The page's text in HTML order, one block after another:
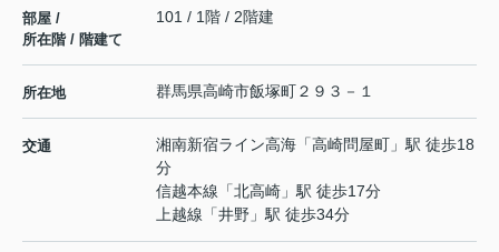
部屋 /
所在階 / 階建て
101 / 1階 / 2階建
所在地 群馬県高崎市飯塚町２９３－１
交通 湘南新宿ライン高海 「高崎問屋町 」駅 徒歩18
分
信越本線 「北高崎 」駅 徒歩17分
上越線 「井野 」駅 徒歩34分